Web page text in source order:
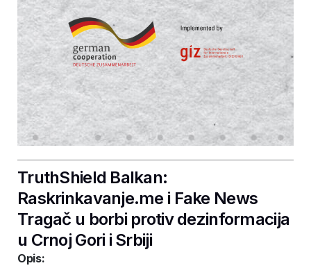
TruthShield Balkan:
Raskrinkavanje.me i Fake News
Tragač u borbi protiv dezinformacija
u Crnoj Gori i Srbiji
Opis: